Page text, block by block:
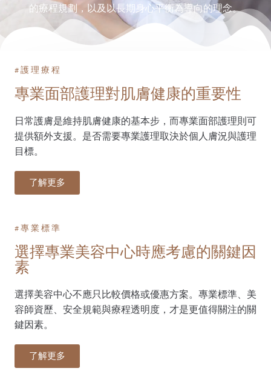
的療程規劃，以及以長期身心平衡為導向的理念。
#護理療程
專業面部護理對肌膚健康的重要性
日常護膚是維持肌膚健康的基本步，而專業面部護理則可
提供額外支援。是否需要專業護理取決於個人膚況與護理
目標。
了解更多
#專業標準
選擇專業美容中心時應考慮的關鍵因
素
選擇美容中心不應只比較價格或優惠方案。專業標準、美
容師資歷、安全規範與療程透明度，才是更值得關注的關
鍵因素。
了解更多